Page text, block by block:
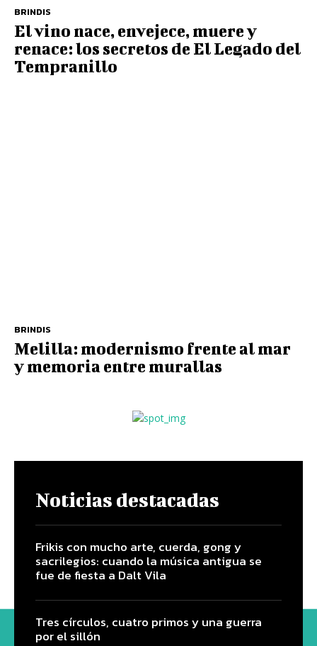
BRINDIS
El vino nace, envejece, muere y
renace: los secretos de El Legado del
Tempranillo
BRINDIS
Melilla: modernismo frente al mar
y memoria entre murallas
Noticias destacadas
Frikis con mucho arte, cuerda, gong y
sacrilegios: cuando la música antigua se
fue de fiesta a Dalt Vila
Tres círculos, cuatro primos y una guerra
por el sillón